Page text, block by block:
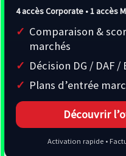
4 accès Corporate • 1 accès
Comparaison &
marchés
Décision DG / DAF
Plans d’entrée
Découvrir
Activation rapide •